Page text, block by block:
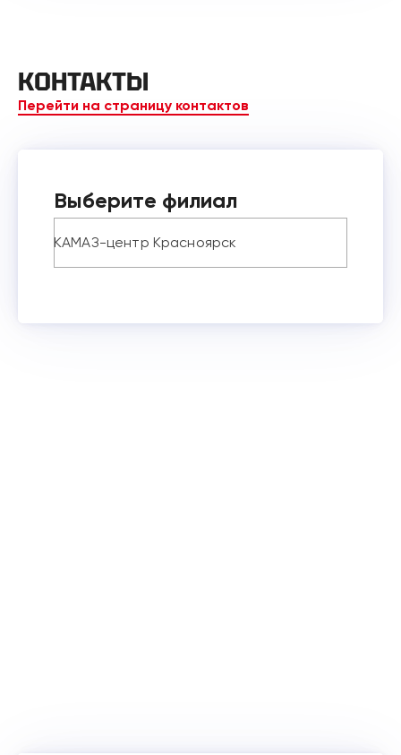
КОНТАКТЫ
Перейти на страницу контактов
Выберите филиал
КАМАЗ-центр Красноярск